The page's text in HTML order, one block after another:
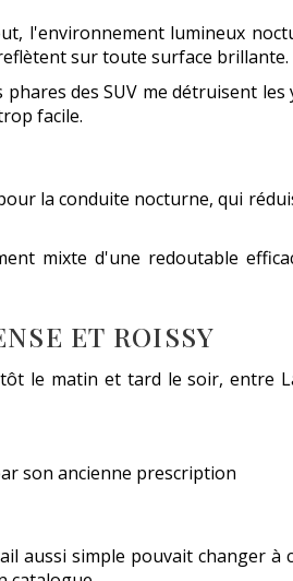
l'environnement lumineux
sur toute surface brillante.
des SUV me détruisent les
facile.
la conduite nocturne, qui
mixte d'une redoutable
ET ROISSY
le matin et tard le soir, entre
son ancienne prescription
aussi simple pouvait changer à